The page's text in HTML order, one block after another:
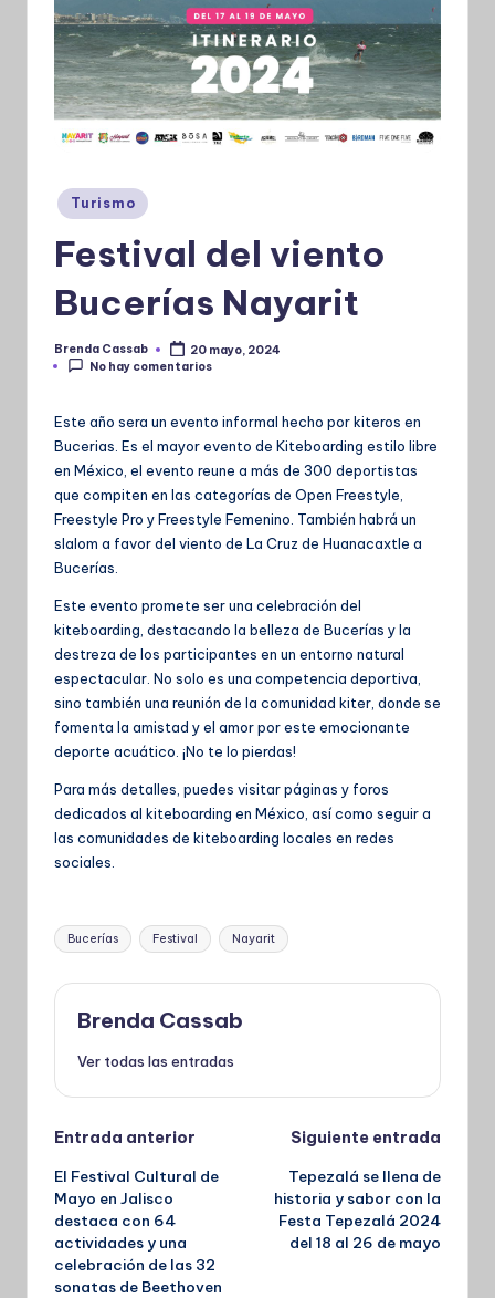
Publicado
en
Turismo
Festival del viento
Bucerías Nayarit
Publicado
por
Brenda Cassab
20 mayo, 2024
No hay comentarios
Este año sera un evento informal hecho por kiteros en
Bucerias. Es el mayor evento de Kiteboarding estilo libre
en México, el evento reune a más de 300 deportistas
que compiten en las categorías de Open Freestyle,
Freestyle Pro y Freestyle Femenino. También habrá un
slalom a favor del viento de La Cruz de Huanacaxtle a
Bucerías.
Este evento promete ser una celebración del
kiteboarding, destacando la belleza de Bucerías y la
destreza de los participantes en un entorno natural
espectacular. No solo es una competencia deportiva,
sino también una reunión de la comunidad kiter, donde se
fomenta la amistad y el amor por este emocionante
deporte acuático. ¡No te lo pierdas!
Para más detalles, puedes visitar páginas y foros
dedicados al kiteboarding en México, así como seguir a
las comunidades de kiteboarding locales en redes
sociales.
Etiquetas:
Bucerías Festival Nayarit
Brenda Cassab
Ver todas las entradas
Navegación
de
entradas
Entrada anterior
El Festival Cultural de
Mayo en Jalisco
destaca con 64
actividades y una
celebración de las 32
sonatas de Beethoven
Siguiente entrada
Tepezalá se llena de
historia y sabor con la
Festa Tepezalá 2024
del 18 al 26 de mayo